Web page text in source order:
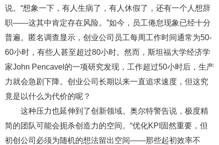
说。“想象一下，有人生病了，有人休假了，还有一个人想辞
职——这其中肯定存在风险。”如今，员工倦怠现象已经十分
普遍。匿名调查显示，创业公司员工每周工作时间通常为50-
60小时，有些人甚至超过80小时。然而，斯坦福大学经济学
家John Pencavel的一项研究发现，工作超过50小时后，生产
力就会急剧下降。创业公司长期以来一直追求速度，但这究
竟是以什么为代价的呢？
这种压力也延伸到了创新领域。奥尔特警告说，极度精
简的团队可能会扼杀创造力的空间。“优化KPI固然重要，但
初创公司必须为随机的想法留出空间——那些起初效率不